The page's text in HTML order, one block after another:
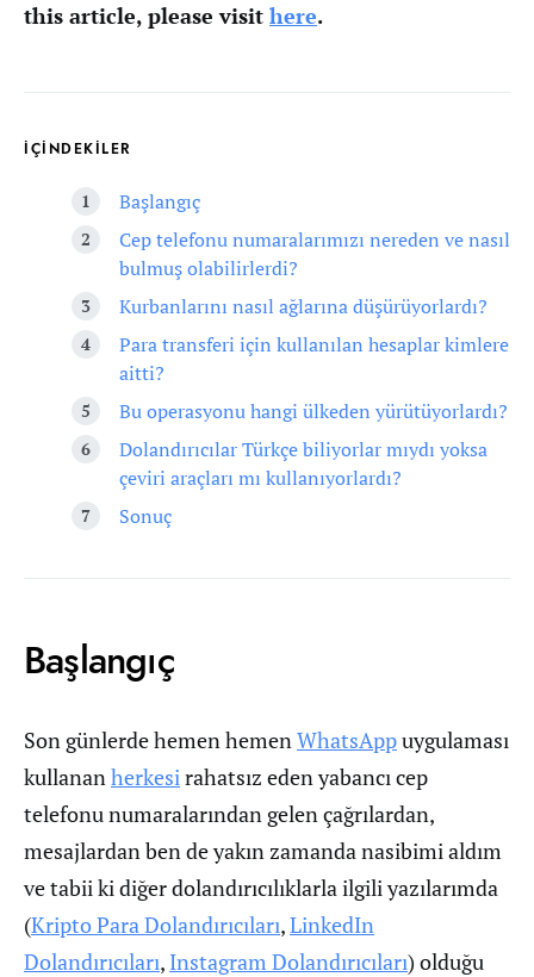
this article, please visit here.
İÇİNDEKİLER
Başlangıç
Cep telefonu numaralarımızı nereden ve nasıl
bulmuş olabilirlerdi?
Kurbanlarını nasıl ağlarına düşürüyorlardı?
Para transferi için kullanılan hesaplar kimlere
aitti?
Bu operasyonu hangi ülkeden yürütüyorlardı?
Dolandırıcılar Türkçe biliyorlar mıydı yoksa
çeviri araçları mı kullanıyorlardı?
Sonuç
Başlangıç
Son günlerde hemen hemenWhatsAppuygulaması
kullananherkesirahatsız eden yabancı cep
telefonu numaralarından gelen çağrılardan,
mesajlardan ben de yakın zamanda nasibimi aldım
ve tabii ki diğer dolandırıcılıklarla ilgili yazılarımda
(Kripto Para Dolandırıcıları,LinkedIn
Dolandırıcıları, Instagram Dolandırıcıları) olduğu